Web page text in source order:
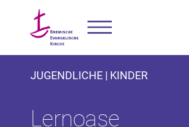
JUGENDLICHE | KINDER
Lernoase